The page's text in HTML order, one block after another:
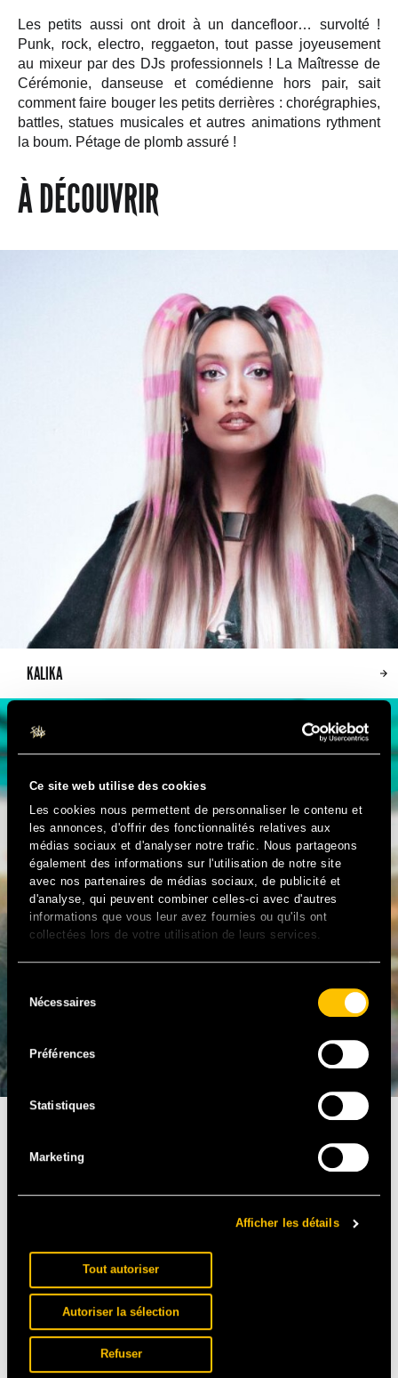
Ce site web utilise des cookies
Les cookies nous permettent de personnaliser le contenu et
les annonces, d'offrir des fonctionnalités relatives aux
médias sociaux et d'analyser notre trafic. Nous partageons
également des informations sur l'utilisation de notre site
avec nos partenaires de médias sociaux, de publicité et
d'analyse, qui peuvent combiner celles-ci avec d'autres
informations que vous leur avez fournies ou qu'ils ont
collectées lors de votre utilisation de leurs services.
duNécessaires
Préférences
Statistiques
Marketing
Afficher les détails
Tout autoriser
Autoriser la sélection
Refuser
Les petits aussi ont droit à un dancefloor… survolté !
Punk, rock, electro, reggaeton, tout passe joyeusement
au mixeur par des DJs professionnels ! La Maîtresse de
Cérémonie, danseuse et comédienne hors pair, sait
comment faire bouger les petits derrières : chorégraphies,
battles, statues musicales et autres animations rythment
la boum. Pétage de plomb assuré !
À DÉCOUVRIR
KALIKA